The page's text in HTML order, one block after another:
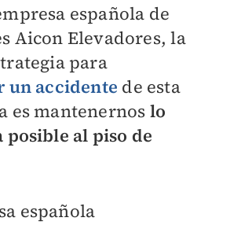
española de
Aicon Elevadores, la
para
un accidente de esta
es mantenernos lo
posible al piso de
española